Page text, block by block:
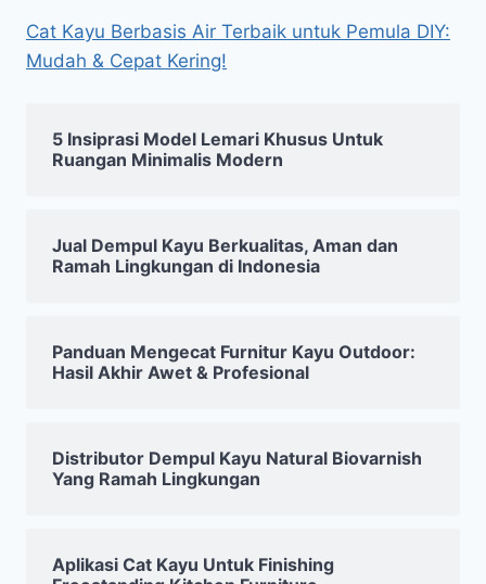
Cat Kayu Berbasis Air Terbaik untuk Pemula DIY:
Mudah & Cepat Kering!
5 Insiprasi Model Lemari Khusus Untuk
Ruangan Minimalis Modern
Jual Dempul Kayu Berkualitas, Aman dan
Ramah Lingkungan di Indonesia
Panduan Mengecat Furnitur Kayu Outdoor:
Hasil Akhir Awet & Profesional
Distributor Dempul Kayu Natural Biovarnish
Yang Ramah Lingkungan
Aplikasi Cat Kayu Untuk Finishing